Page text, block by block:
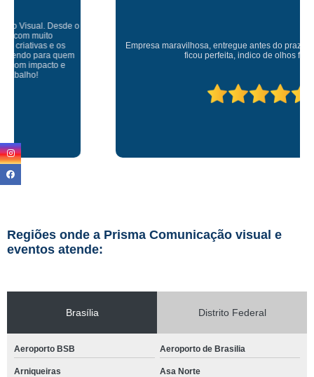
Empresa maravilhosa, entregue antes do prazo e a instalação da lona
ficou perfeita, indico de olhos fechados
Regiões onde a Prisma Comunicação visual e
eventos atende:
Brasília Distrito Federal
Aeroporto BSB Aeroporto de Brasilia
Arniqueiras Asa Norte